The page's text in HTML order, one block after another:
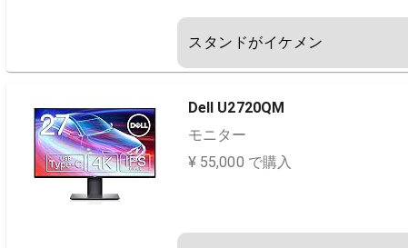
スタンドがイケメン
Dell U2720QM
モニター
¥ 55,000 で購入